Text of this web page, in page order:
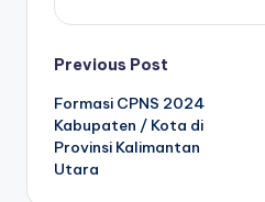
Post
navigation
Previous Post
Formasi CPNS 2024
Kabupaten / Kota di
Provinsi Kalimantan
Utara